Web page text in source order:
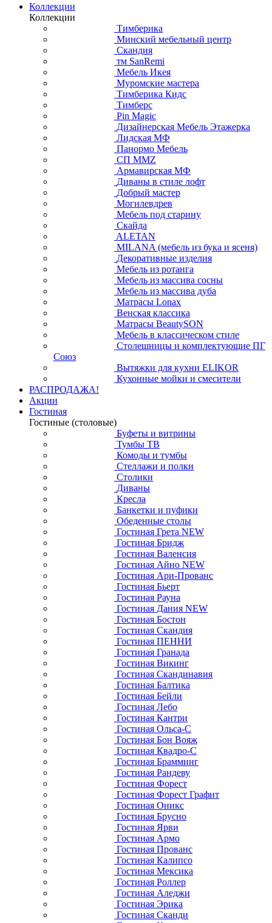
Коллекции
Коллекции
Тимберика
Минский мебельный центр
Скандия
тм SanRemi
Мебель Икея
Муромские мастера
Тимберика Кидс
Тимберс
Pin Magic
Дизайнерская Мебель Этажерка
Лидская МФ
Панормо Мебель
СП ММZ
Армавирская МФ
Диваны в стиле лофт
Добрый мастер
Могилевдрев
Мебель под старину
Скайда
ALETAN
MILANA (мебель из бука и ясеня)
Декоративные изделия
Мебель из ротанга
Мебель из массива сосны
Мебель из массива дуба
Матрасы Lonax
Венская классика
Матрасы BeautySON
Мебель в классическом стиле
Столешницы и комплектующие ПГ
Союз
Вытяжки для кухни ELIKOR
Кухонные мойки и смесители
РАСПРОДАЖА!
Акции
Гостиная
Гостиные (столовые)
Буфеты и витрины
Тумбы ТВ
Комоды и тумбы
Стеллажи и полки
Столики
Диваны
Кресла
Банкетки и пуфики
Обеденные столы
Гостиная Грета NEW
Гостиная Бридж
Гостиная Валенсия
Гостиная Айно NEW
Гостиная Ари-Прованс
Гостиная Бьерт
Гостиная Рауна
Гостиная Дания NEW
Гостиная Бостон
Гостиная Скандия
Гостиная ПЕННИ
Гостиная Гранада
Гостиная Викинг
Гостиная Скандинавия
Гостиная Балтика
Гостиная Бейли
Гостиная Лебо
Гостиная Кантри
Гостиная Ольса-С
Гостиная Бон Вояж
Гостиная Квадро-С
Гостиная Брамминг
Гостиная Рандеву
Гостиная Форест
Гостиная Форест Графит
Гостиная Оникс
Гостиная Брусно
Гостиная Ярви
Гостиная Армо
Гостиная Прованс
Гостиная Калипсо
Гостиная Мексика
Гостиная Роллер
Гостиная Аледжи
Гостиная Эрика
Гостиная Сканди